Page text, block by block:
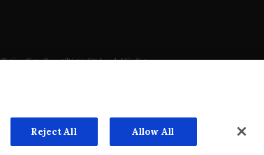
eller giltig i ditt land. Vänligen
användning i landet där du bor.
inget ansvar för innehållet på externa
Webbplatsen säljer utrymme till
Reject All Allow All